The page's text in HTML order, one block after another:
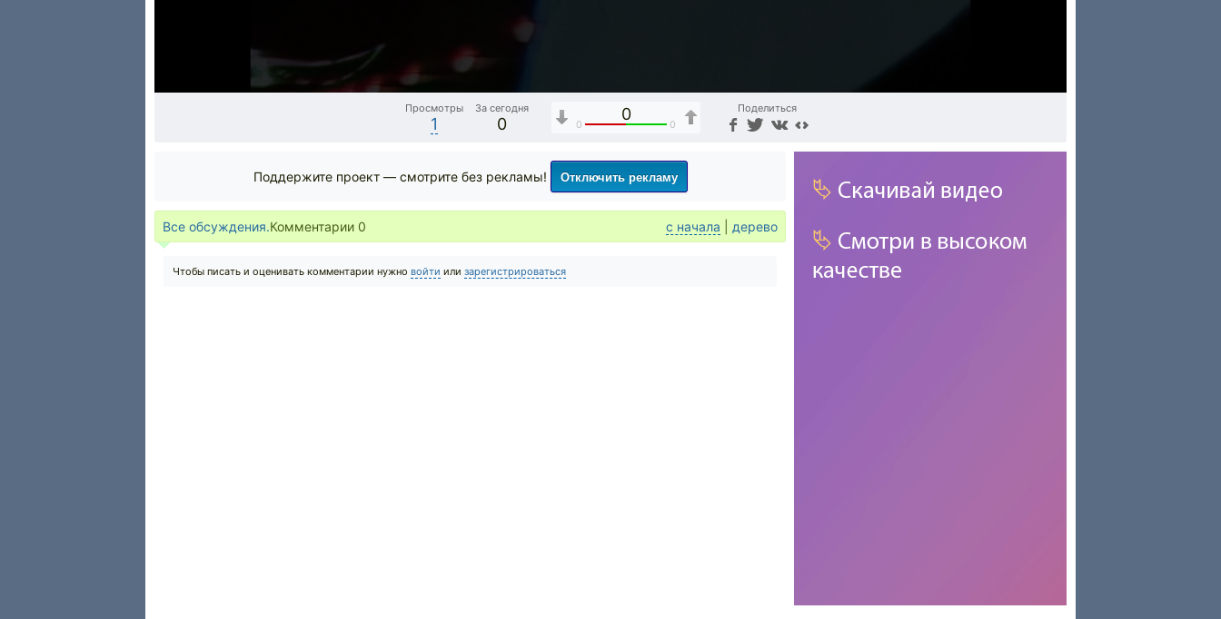
Просмотры
1
За сегодня
0
0
0 0
Поделиться
Поддержите проект — смотрите без рекламы! Отключить рекламу
Все обсуждения.Комментарии 0 с начала дерево
Чтобы писать и оценивать комментарии нужно войти или зарегистрироваться